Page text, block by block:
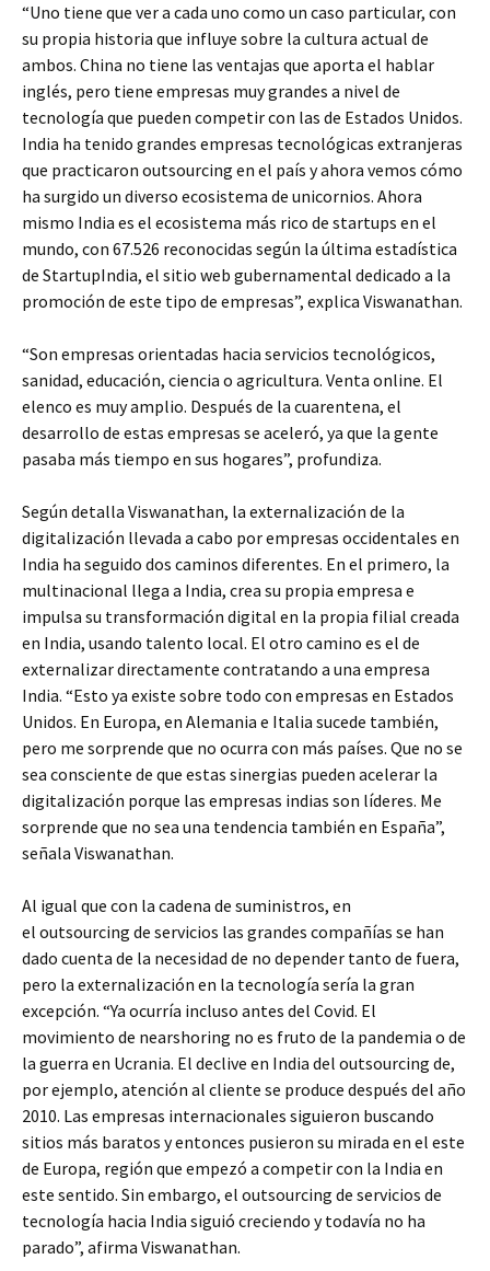
“Uno tiene que ver a cada uno como un caso particular, con
su propia historia que influye sobre la cultura actual de
ambos. China no tiene las ventajas que aporta el hablar
inglés, pero tiene empresas muy grandes a nivel de
tecnología que pueden competir con las de Estados Unidos.
India ha tenido grandes empresas tecnológicas extranjeras
que practicaron outsourcing en el país y ahora vemos cómo
ha surgido un diverso ecosistema de unicornios. Ahora
mismo India es el ecosistema más rico de startups en el
mundo, con 67.526 reconocidas según la última estadística
de StartupIndia, el sitio web gubernamental dedicado a la
promoción de este tipo de empresas”, explica Viswanathan.
“Son empresas orientadas hacia servicios tecnológicos,
sanidad, educación, ciencia o agricultura. Venta online. El
elenco es muy amplio. Después de la cuarentena, el
desarrollo de estas empresas se aceleró, ya que la gente
pasaba más tiempo en sus hogares”, profundiza.
Según detalla Viswanathan, la externalización de la
digitalización llevada a cabo por empresas occidentales en
India ha seguido dos caminos diferentes. En el primero, la
multinacional llega a India, crea su propia empresa e
impulsa su transformación digital en la propia filial creada
en India, usando talento local. El otro camino es el de
externalizar directamente contratando a una empresa
India. “Esto ya existe sobre todo con empresas en Estados
Unidos. En Europa, en Alemania e Italia sucede también,
pero me sorprende que no ocurra con más países. Que no se
sea consciente de que estas sinergias pueden acelerar la
digitalización porque las empresas indias son líderes. Me
sorprende que no sea una tendencia también en España”,
señala Viswanathan.
Al igual que con la cadena de suministros, en
el outsourcing de servicios las grandes compañías se han
dado cuenta de la necesidad de no depender tanto de fuera,
pero la externalización en la tecnología sería la gran
excepción. “Ya ocurría incluso antes del Covid. El
movimiento de nearshoring no es fruto de la pandemia o de
la guerra en Ucrania. El declive en India del outsourcing de,
por ejemplo, atención al cliente se produce después del año
2010. Las empresas internacionales siguieron buscando
sitios más baratos y entonces pusieron su mirada en el este
de Europa, región que empezó a competir con la India en
este sentido. Sin embargo, el outsourcing de servicios de
tecnología hacia India siguió creciendo y todavía no ha
parado”, afirma Viswanathan.